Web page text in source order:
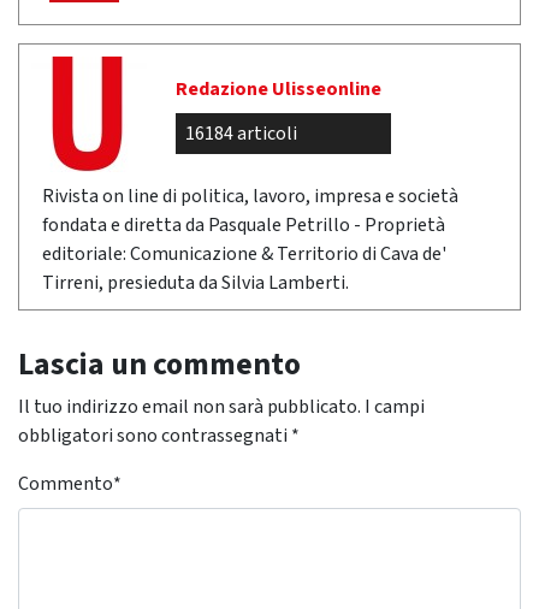
Redazione Ulisseonline
16184 articoli
Rivista on line di politica, lavoro, impresa e società
fondata e diretta da Pasquale Petrillo - Proprietà
editoriale: Comunicazione & Territorio di Cava de'
Tirreni, presieduta da Silvia Lamberti.
Lascia un commento
Il tuo indirizzo email non sarà pubblicato. I campi
obbligatori sono contrassegnati *
Commento*